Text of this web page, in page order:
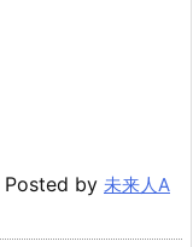
Posted by 未来人A